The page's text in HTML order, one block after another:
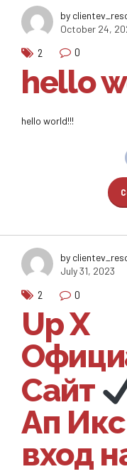
by
October 24,
2 0
hello
hello world!!!
by
July 31, 2023
2 0
Up X
Сайт
Ап
вход